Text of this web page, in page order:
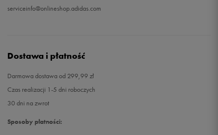
serviceinfo@onlineshop.adidas.com
Dostawa i płatność
Darmowa dostawa od 299,99 zł
Czas realizacji 1-5 dni roboczych
30 dni na zwrot
Sposoby płatności: